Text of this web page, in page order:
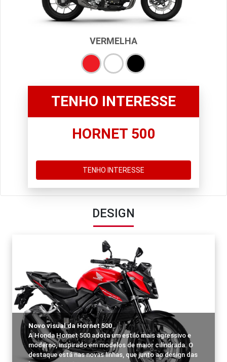
VERMELHA
TENHO INTERESSE
HORNET 500
TENHO INTERESSE
DESIGN
Novo visual da Hornet 500
A Honda Hornet 500 adota um estilo mais agressivo e
moderno, inspirado em modelos de maior cilindrada. O
destaque está nas novas linhas, que junto ao design das